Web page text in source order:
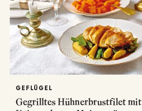
GEFLÜGEL
Gegrilltes Hühnerbrustfilet mit